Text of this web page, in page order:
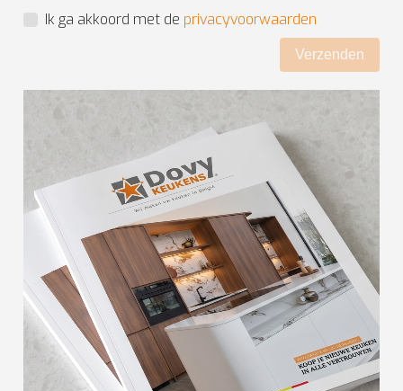
Ik ga akkoord met de privacyvoorwaarden
Verzenden